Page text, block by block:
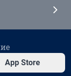
App Store